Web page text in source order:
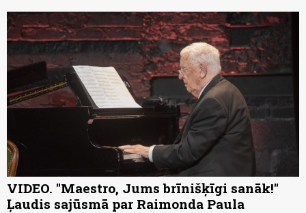
VIDEO. "Maestro, Jums brīnišķīgi sanāk!"
Ļaudis sajūsmā par Raimonda Paula